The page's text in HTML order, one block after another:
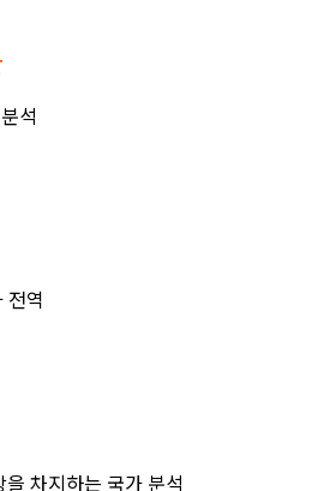
석
전역
차지하는 국가 분석